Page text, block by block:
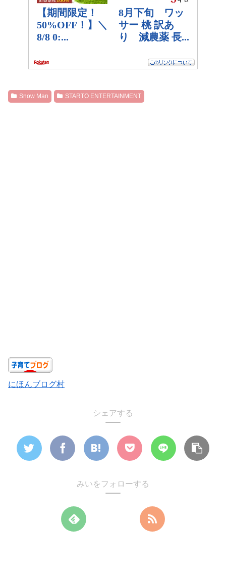
Snow Man STARTO ENTERTAINMENT
にほんブログ村
シェアする
みいをフォローする